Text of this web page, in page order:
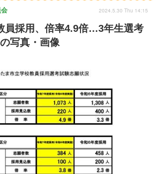
員採用、倍率4.9倍…3年生選考
写真・画像
2024.5.30 Thu 14:15